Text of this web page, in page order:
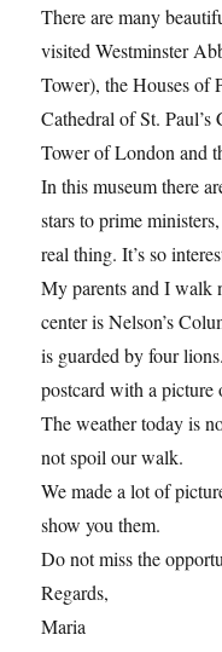
There are many
visited Westminster
Tower), the Houses of
Cathedral of St.
Tower of London and
In this museum there
stars to prime
real thing. It’s so
My parents and I walk
center is Nelson’s
is guarded by four
postcard with a picture
The weather today is
not spoil our walk.
We made a lot of
show you them.
Do not miss the
Regards,
Maria